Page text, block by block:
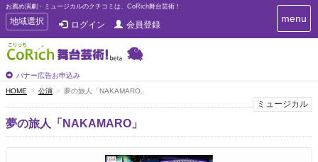
お薦め演劇・ミュージカルのクチコミは、CoRich舞台芸術！
T
o
g
g
e
n
a
v
i
地域選択 ログイン 会員登録
バナー広告お申込み
T
o
n
i
menu
HOME 公演 夢の旅人「NAKAMARO」
ミュージカル
夢の旅人「NAKAMARO」